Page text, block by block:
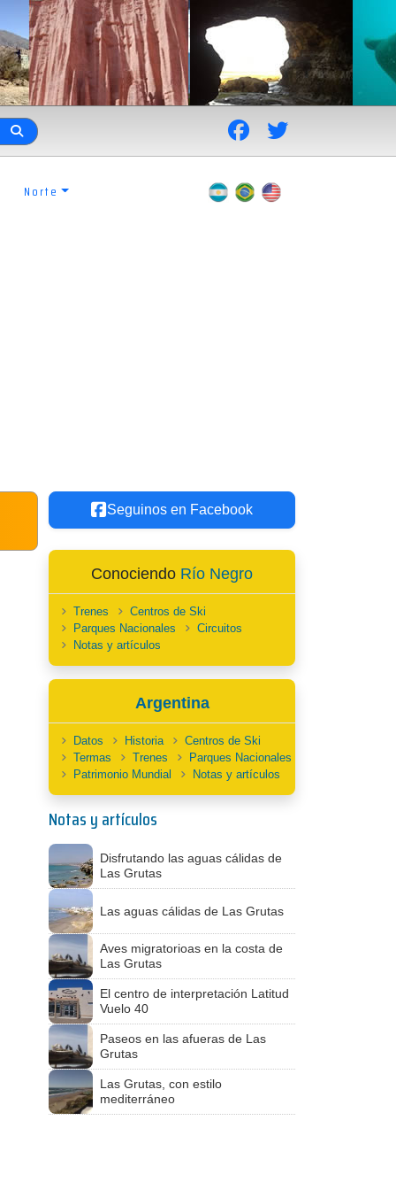
Norte
Seguinos en Facebook
Conociendo Río Negro
Trenes
Centros de Ski
Parques Nacionales
Circuitos
Notas y artículos
Argentina
Datos Historia
Centros de Ski
Termas
Trenes
Parques Nacionales
Patrimonio Mundial
Notas y artículos
Notas y artículos
Disfrutando las aguas cálidas de
Las Grutas
Las aguas cálidas de Las Grutas
Aves migratorioas en la costa de
Las Grutas
El centro de interpretación Latitud
Vuelo 40
Paseos en las afueras de Las
Grutas
Las Grutas, con estilo
mediterráneo